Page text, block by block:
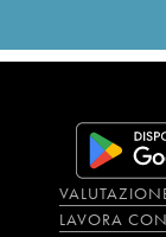
LAVORA